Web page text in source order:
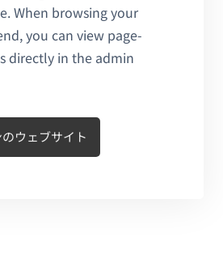
When browsing your
you can view page-
directly in the admin
ウェブサイト